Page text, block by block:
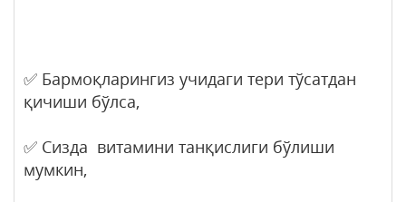
✅ Бармоқларингиз учидаги тери тўсатдан
қичиши бўлса,
✅ Сизда витамини танқислиги бўлиши
мумкин,